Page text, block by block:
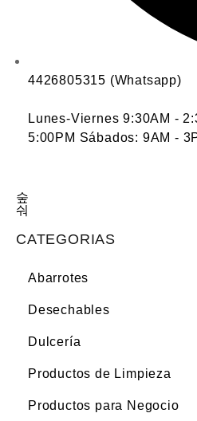
4426805315 (Whatsapp)
Lunes-Viernes 9:30AM -
5:00PM Sábados: 9AM -
CATEGORIAS
Abarrotes
Desechables
Dulcería
Productos de Limpieza
Productos para Negocio